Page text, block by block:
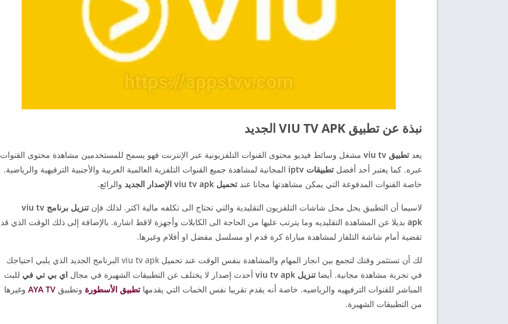
نبذة عن تطبيق VIU TV APK الجديد
يعد تطبيق viu tv
مشغل وسائط فيديو محتوى القنوات التلفزيونية عبر الإنترنت فهو يسمح للمستخدمين مشاهدة محتوى القنوات
عبره. كما يعتبر أحد أفضل تطبيقات iptv
المجانية لمشاهدة جميع القنوات التلفزية العالمية العربية والأجنبية الترفيهية والرياضية.
خاصة القنوات المدفوعة التي يمكن مشاهدتها مجانا عند تحميل viu tv apk الإصدار الجديد والرائع.
لاسيما أن التطبيق يحل محل شاشات التلفزيون التقليدية والتي تحتاج الى تكلفه مالية اكثر. لذلك فإن
تنزيل برنامج viu tv
apk بديلا عن المشاهدة التقليديه وما يترتب عليها من الحاجة الى الكابلات وأجهزة لاقط اشارة. بالإضافة إلى ذلك الوقت الذي قد
تقضية أمام شاشة التلفاز لمشاهدة مباراة كرة قدم او مسلسل مفضل او أفلام وغيرها.
لك أن تستثمر وقتك لتجمع بين انجاز المهام والمشاهدة بنفس الوقت عند تحميل viu tv apk البرنامج الجديد الذي يلبي احتياجك
في تجربة مشاهدة مجانية. أيضا تنزيل viu tv apk أحدث إصدار لا يختلف عن التطبيقات الشهيرة في مجال اي بي تي في للبث
المباشر للقنوات الترفيهيه والرياضيه. خاصة أنه يقدم تقريبا نفس الخمات التي يقدمها تطبيق الأسطورة وتطبيق AYA TV وغيرها
من التطبيقات الشهيرة.